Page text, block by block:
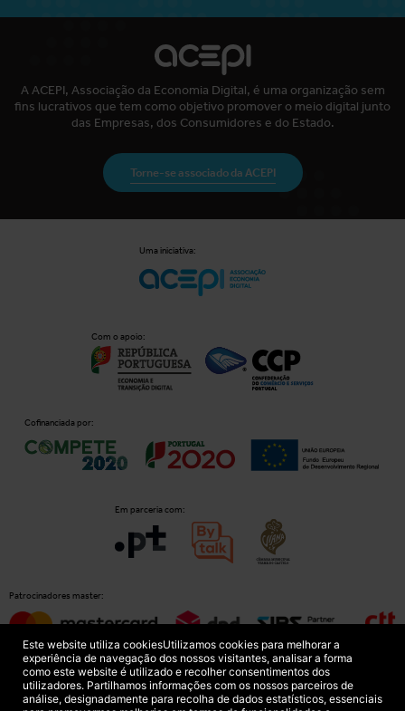
A ACEPI, Associação da Economia Digital, é uma organização sem
fins lucrativos que tem como objetivo promover o meio digital junto
das Empresas, dos Consumidores e do Estado.
Torne-se associado da ACEPI
Uma iniciativa:
Com o apoio:
Cofinanciada por:
Em parceria com:
Patrocinadores master:
Patrocinadores principais:
Este website utiliza cookiesUtilizamos cookies para melhorar a
experiência de navegação dos nossos visitantes, analisar a forma
como este website é utilizado e recolher consentimentos dos
utilizadores. Partilhamos informações com os nossos parceiros de
análise, designadamente para recolha de dados estatísticos, essenciais